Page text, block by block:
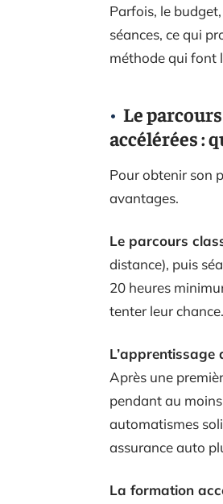
Parfois, le
séances, ce qui
méthode qui font
Le
accélérées :
Pour obtenir son
avantages.
Le parcours
distance), puis
20 heures
tenter leur
L’apprentissage
Après une
pendant au
automatismes
assurance auto
La formation